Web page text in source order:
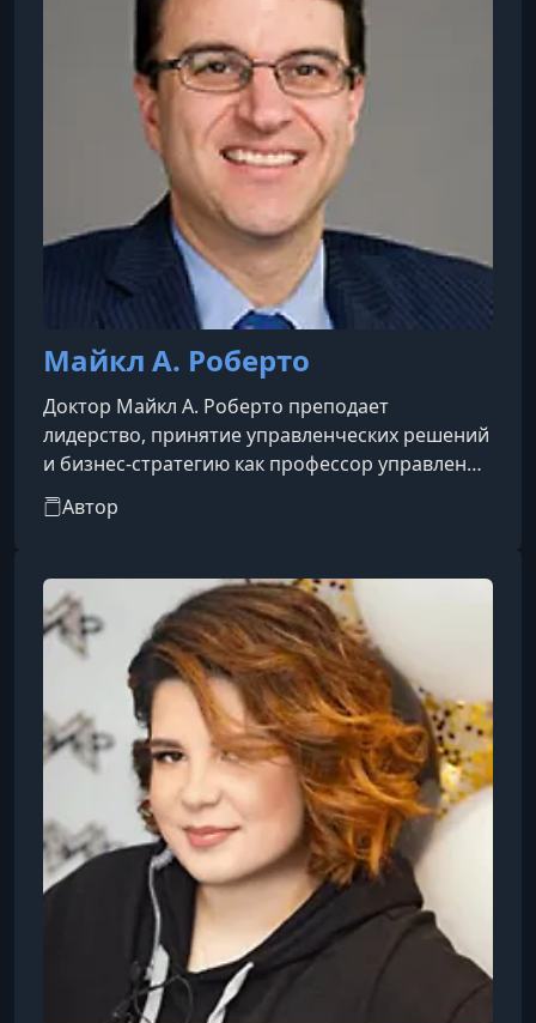
Майкл А. Роберто
Доктор Майкл А. Роберто преподает
лидерство, принятие управленческих решений
и бизнес-стратегию как профессор управления
в Университете Брайанта в Смитфилде, Род-
Айленд. Он присоединился к факультету
преподавания в Гарвардской школе бизнеса.
Ранее профессор Роберто был приглашенным
доцентом в Школе бизнеса Стерна Нью-
Йоркского университета. Профессор Роберто
получил степень МБА с отличием и степень
доктора де
Автор